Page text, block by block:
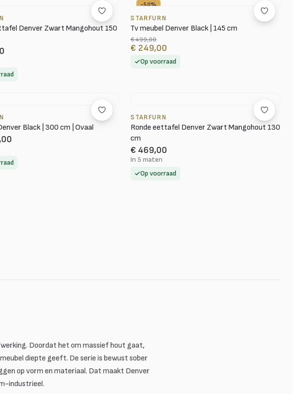
Denver Zwart Mangohout 150
-50%
STARFURN
Tv meubel Denver Black | 145 cm
€ 499,00
€ 249,00
Op voorraad
Black | 300 cm | Ovaal
STARFURN
Ronde eettafel Denver Zwart Mangohout 130
cm
€ 469,00
In 5 maten
Op voorraad
Doordat het om massief hout gaat,
diepte geeft. De serie is bewust sober
op vorm en materiaal. Dat maakt Denver
industrieel.